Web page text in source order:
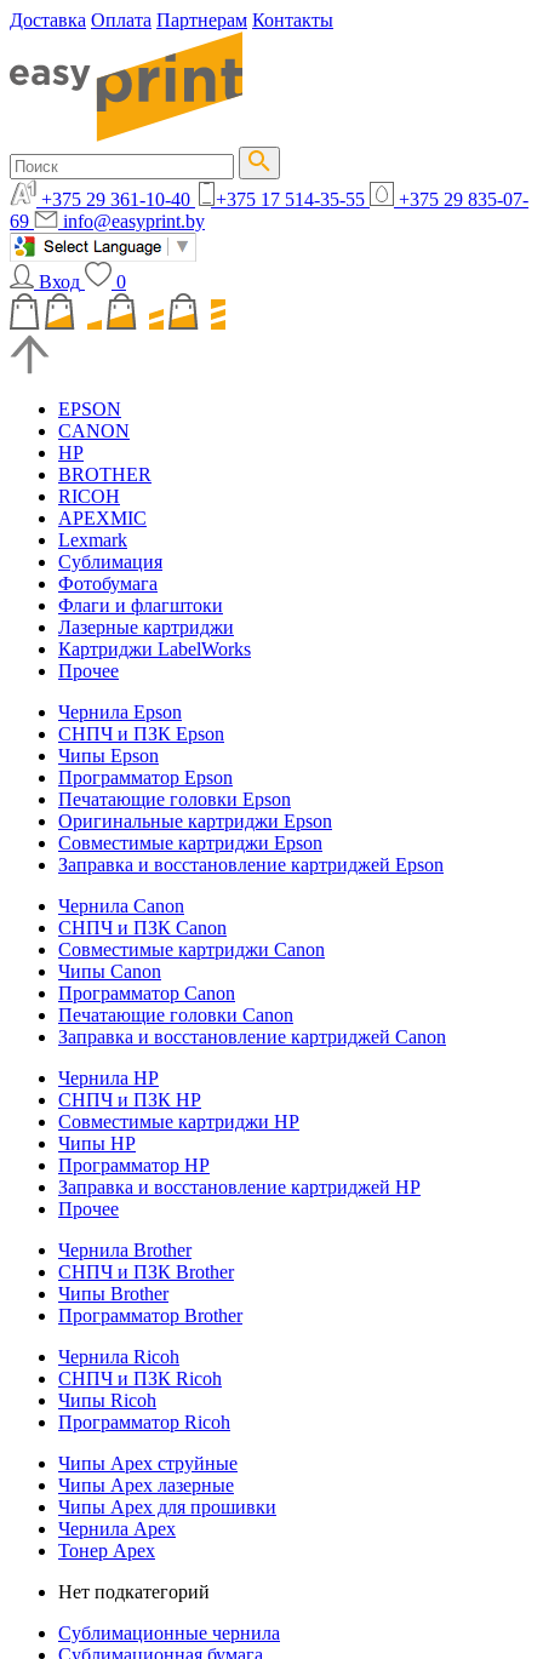
Доставка Оплата Партнерам Контакты
+375 29 361-10-40 +375 17 514-35-55
+375 29 835-07-
69
info@easyprint.by
Вход 0
EPSON
CANON
HP
BROTHER
RICOH
APEXMIC
Lexmark
Сублимация
Фотобумага
Флаги и флагштоки
Лазерные картриджи
Картриджи LabelWorks
Прочее
Чернила Epson
СНПЧ и ПЗК Epson
Чипы Epson
Программатор Epson
Печатающие головки Epson
Оригинальные картриджи Epson
Совместимые картриджи Epson
Заправка и восстановление картриджей Epson
Чернила Canon
СНПЧ и ПЗК Canon
Совместимые картриджи Canon
Чипы Canon
Программатор Canon
Печатающие головки Canon
Заправка и восстановление картриджей Canon
Чернила HP
СНПЧ и ПЗК HP
Совместимые картриджи HP
Чипы HP
Программатор HP
Заправка и восстановление картриджей HP
Прочее
Чернила Brother
СНПЧ и ПЗК Brother
Чипы Brother
Программатор Brother
Чернила Ricoh
СНПЧ и ПЗК Ricoh
Чипы Ricoh
Программатор Ricoh
Чипы Apex струйные
Чипы Apex лазерные
Чипы Apex для прошивки
Чернила Apex
Тонер Apex
Нет подкатегорий
Сублимационные чернила
Сублимационная бумага